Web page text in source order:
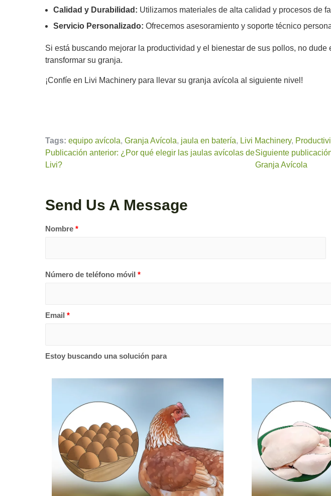
Calidad y Durabilidad: Utilizamos materiales de alta calidad y procesos de
Servicio Personalizado: Ofrecemos asesoramiento y soporte técnico
Si está buscando mejorar la productividad y el bienestar de sus pollos, no
transformar su granja.
¡Confíe en Livi Machinery para llevar su granja avícola al siguiente nivel!
Tags: equipo avícola, Granja Avícola, jaula en batería, Livi Machinery,
Publicación anterior: ¿Por qué elegir las jaulas avícolas de
Livi?
Siguiente
Granja Avícola
Send Us A Message
Nombre *
Número de teléfono móvil *
Email *
Estoy buscando una solución para